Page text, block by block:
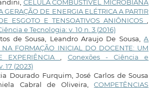
CÉLULA COMBUSTÍVEL MICROBIANA
GERAÇÃO DE ENERGIA ELÉTRICA A PARTIR
ESGOTO E TENSOATIVOS ANIÔNICOS
e Tecnologia: v. 10 n. 3 (2016)
de Sousa, Leandro Araujo De Sousa,A
NA FORMAÇÃO INICIAL DO DOCENTE: UM
EXPERIÊNCIA
Conexões - Ciência e
17 (2023)
Dourado Furquim, José Carlos de Sousa
Cabral de Oliveira,COMPETÊNCIAS